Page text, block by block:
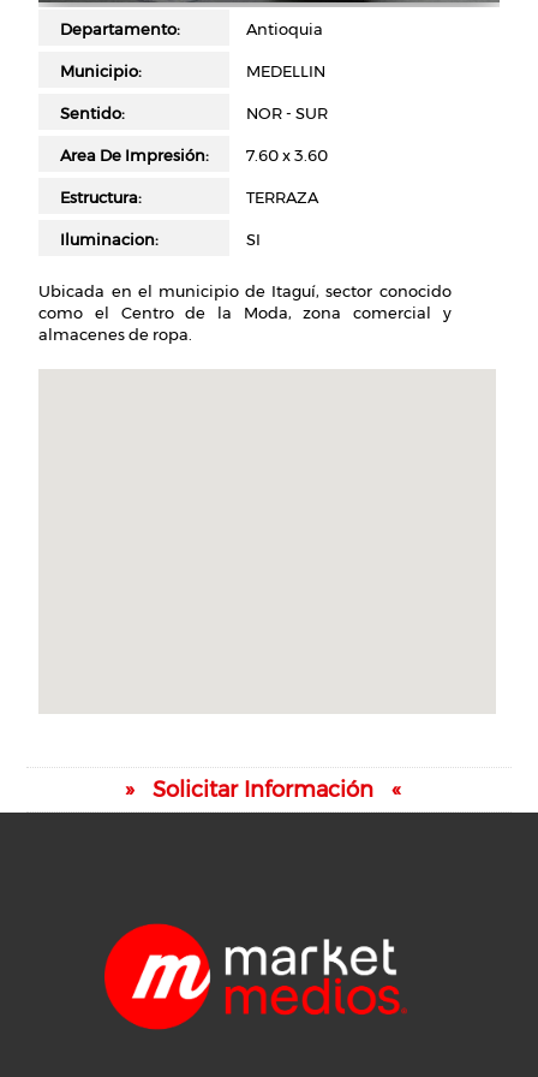
Departamento Antioquia
Municipio MEDELLIN
Sentido NOR - SUR
Area De Impresión 7.60 x 3.60
Estructura TERRAZA
Iluminacion SI
Ubicada en el municipio de Itaguí, sector conocido
como el Centro de la Moda, zona comercial y
almacenes de ropa.
Solicitar Información